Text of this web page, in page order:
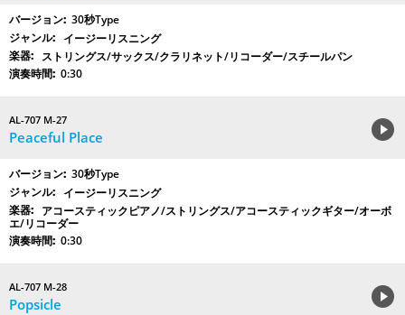
30秒Type
イージーリスニング
ストリングス/サックス/クラリネット/リコーダー/スチールパン
0:30
AL-707 M-27
Peaceful Place
30秒Type
イージーリスニング
アコースティックピアノ/ストリングス/アコースティックギター/オーボ
エ/リコーダー
0:30
AL-707 M-28
Popsicle